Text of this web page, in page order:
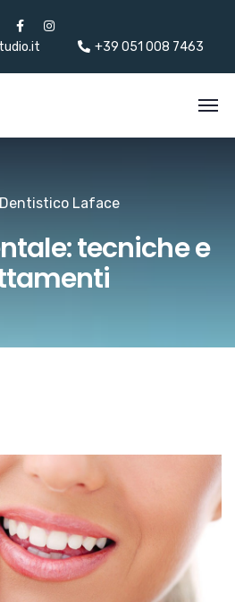
+39 051 008 7463
Laface
tecniche e